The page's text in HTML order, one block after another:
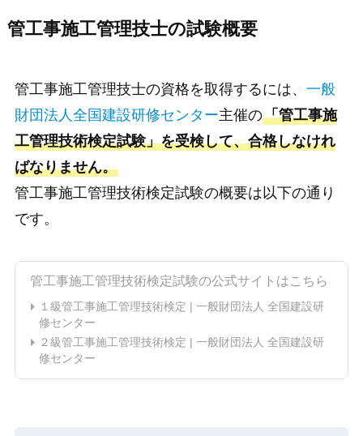
管工事施工管理技士の試験概要
管工事施工管理技士の資格を取得するには、 一般
財団法人全国建設研修センター主催の「管工事施
工管理技術検定試験」を受検して、合格しなけれ
ばなりません。
管工事施工管理技術検定試験の概要は以下の通り
です。
管工事施工管理技術検定試験の公式サイトはこちら
１級管工事施工管理技術検定 | 一般財団法人 全国建設研
修センター
２級管工事施工管理技術検定 | 一般財団法人 全国建設研
修センター